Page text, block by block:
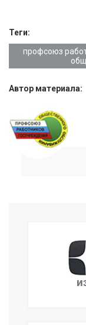
Теги:
профсоюз
Автор материала: